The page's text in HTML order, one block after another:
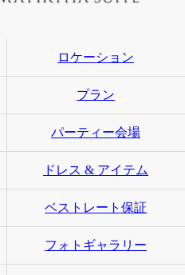
ロケーション
プラン
パーティー会場
ドレス & アイテム
ベストレート保証
フォトギャラリー